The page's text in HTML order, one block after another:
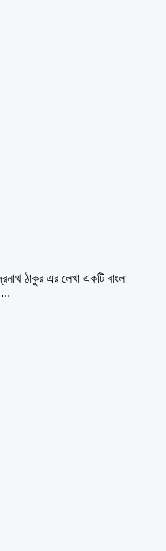
ঠাকুর এর লেখা একটি বাংলা